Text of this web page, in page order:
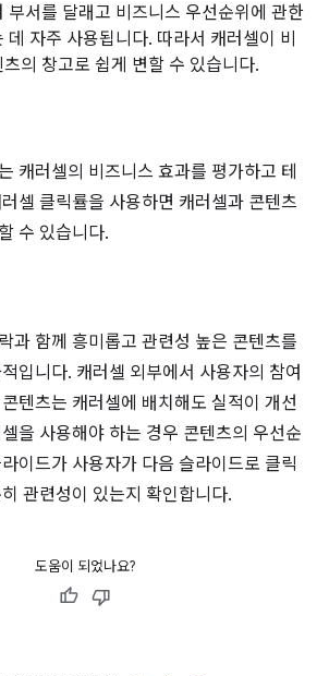
부서를 달래고 비즈니스 우선순위에 관한
데 자주 사용됩니다. 따라서 캐러셀이 비
의 창고로 쉽게 변할 수 있습니다.
캐러셀의 비즈니스 효과를 평가하고 테
셀 클릭률을 사용하면 캐러셀과 콘텐츠
수 있습니다.
과 함께 흥미롭고 관련성 높은 콘텐츠를
입니다. 캐러셀 외부에서 사용자의 참여
텐츠는 캐러셀에 배치해도 실적이 개선
을 사용해야 하는 경우 콘텐츠의 우선순
이드가 사용자가 다음 슬라이드로 클릭
관련성이 있는지 확인합니다.
도움이 되었나요?